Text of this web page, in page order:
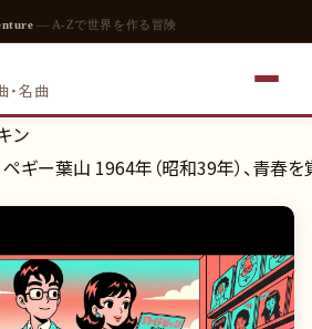
— A-Zで世界を作る冒険
・名曲
ン
ペギー葉山 1964年（昭和39年）、青春